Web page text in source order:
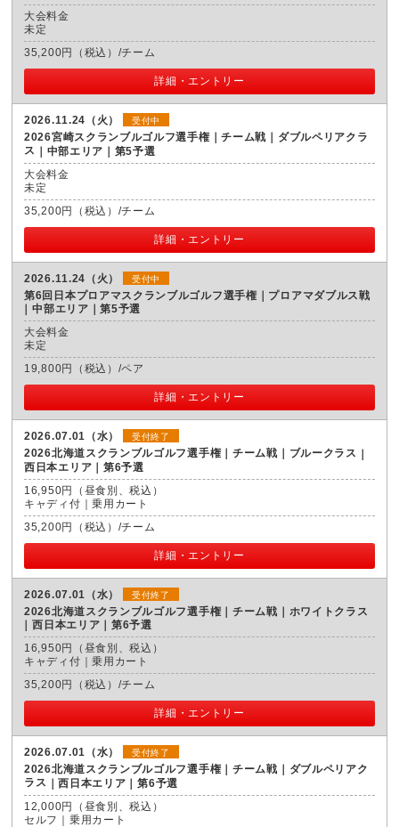
大会料金
未定
35,200円（税込）/チーム
詳細・エントリー
2026.11.24（火） 受付中
2026宮崎スクランブルゴルフ選手権｜チーム戦｜ダブルペリアクラ
ス
中部エリア｜第5予選
大会料金
未定
35,200円（税込）/チーム
詳細・エントリー
2026.11.24（火） 受付中
第6回日本プロアマスクランブルゴルフ選手権｜プロアマダブルス戦
中部エリア｜第5予選
大会料金
未定
19,800円（税込）/ペア
詳細・エントリー
2026.07.01（水） 受付終了
2026北海道スクランブルゴルフ選手権｜チーム戦｜ブルークラス
西日本エリア｜第6予選
16,950円（昼食別、税込）
キャディ付｜乗用カート
35,200円（税込）/チーム
詳細・エントリー
2026.07.01（水） 受付終了
2026北海道スクランブルゴルフ選手権｜チーム戦｜ホワイトクラス
西日本エリア｜第6予選
16,950円（昼食別、税込）
キャディ付｜乗用カート
35,200円（税込）/チーム
詳細・エントリー
2026.07.01（水） 受付終了
2026北海道スクランブルゴルフ選手権｜チーム戦｜ダブルペリアク
ラス
西日本エリア｜第6予選
12,000円（昼食別、税込）
セルフ｜乗用カート